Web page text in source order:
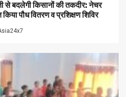
से बदलेगी किसानों की तकदीर: नेचर
पौध वितरण व प्रशिक्षण शिविर